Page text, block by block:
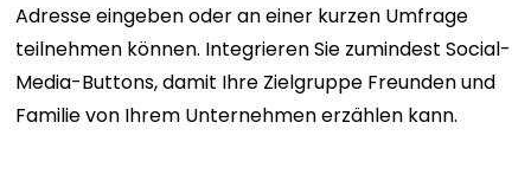
Adresse eingeben oder an einer kurzen Umfrage
teilnehmen können. Integrieren Sie zumindest Social-
Media-Buttons, damit Ihre Zielgruppe Freunden und
Familie von Ihrem Unternehmen erzählen kann.